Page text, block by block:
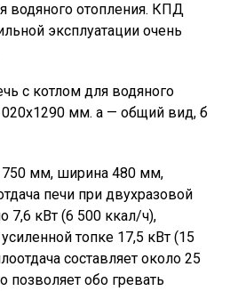
водяного отопления. КПД
эксплуатации очень
с котлом для водяного
мм. а — общий вид, б
750 мм, ширина 480 мм,
печи при двухразовой
7,6 кВт (6 500 ккал/ч),
топке 17,5 кВт (15
составляет около 25
позволяет обо гревать